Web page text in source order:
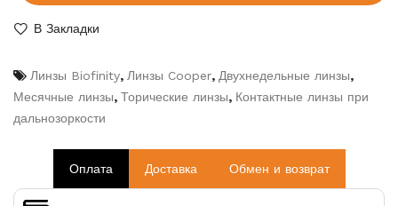
В Закладки
Линзы Biofinity, Линзы Cooper, Двухнедельные линзы,
Месячные линзы, Торические линзы, Контактные линзы при
дальнозоркости
Оплата Доставка Обмен и возврат